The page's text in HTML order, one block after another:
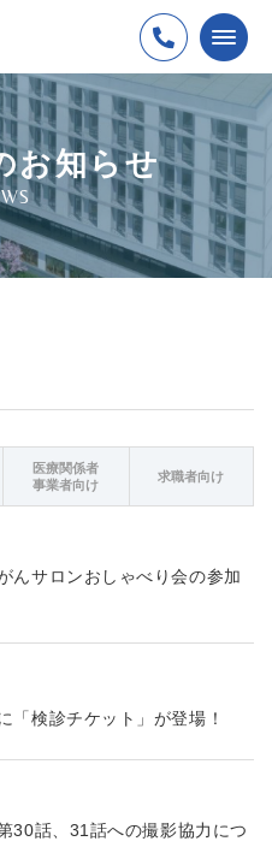
お知らせ
医療関係者
事業者向け
求職者向け
んサロンおしゃべり会の参加
「検診チケット」が登場！
30話、31話への撮影協力につ